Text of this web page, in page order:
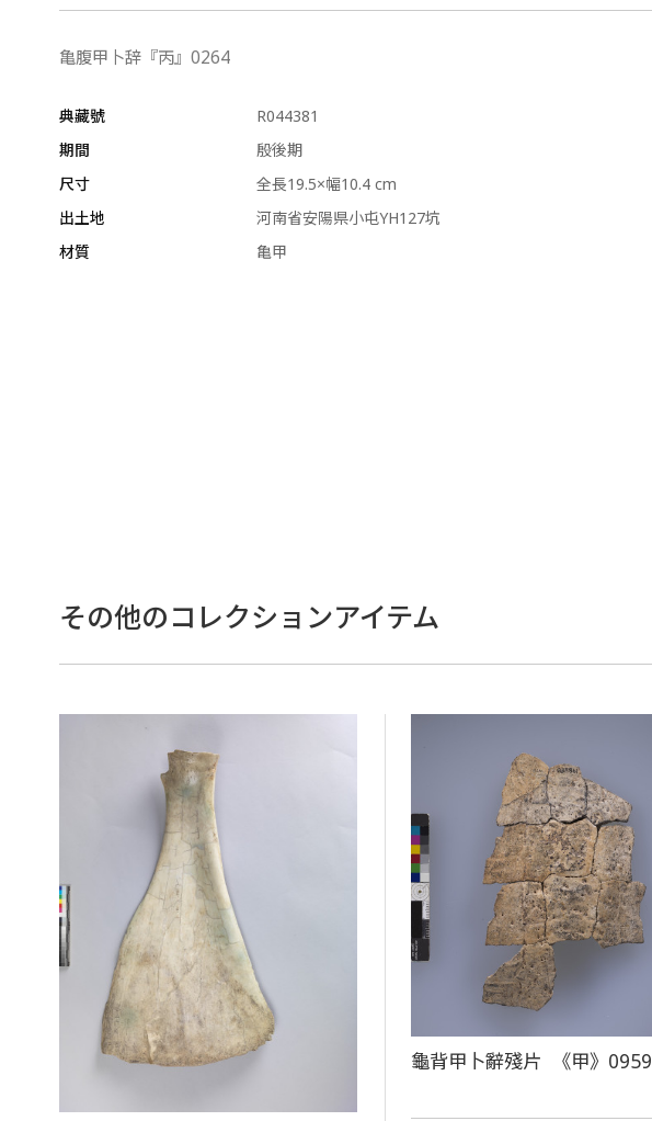
亀腹甲卜辞『丙』0264
典藏號
R044381
期間
殷後期
尺寸
全長19.5×幅10.4 cm
出土地
河南省安陽県小屯YH127坑
材質
亀甲
その他のコレクションアイテム
龜背甲卜辭殘片 《甲》0959